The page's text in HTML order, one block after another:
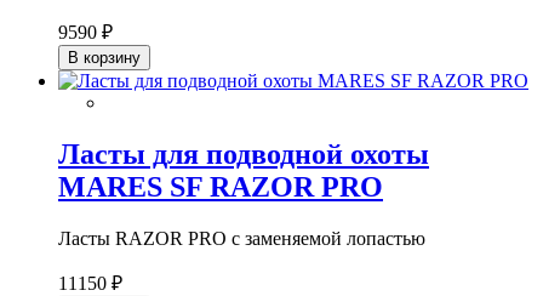
9590 ₽
В корзину
Ласты для подводной охоты
MARES SF RAZOR PRO
Ласты RAZOR PRO с заменяемой лопастью
11150 ₽